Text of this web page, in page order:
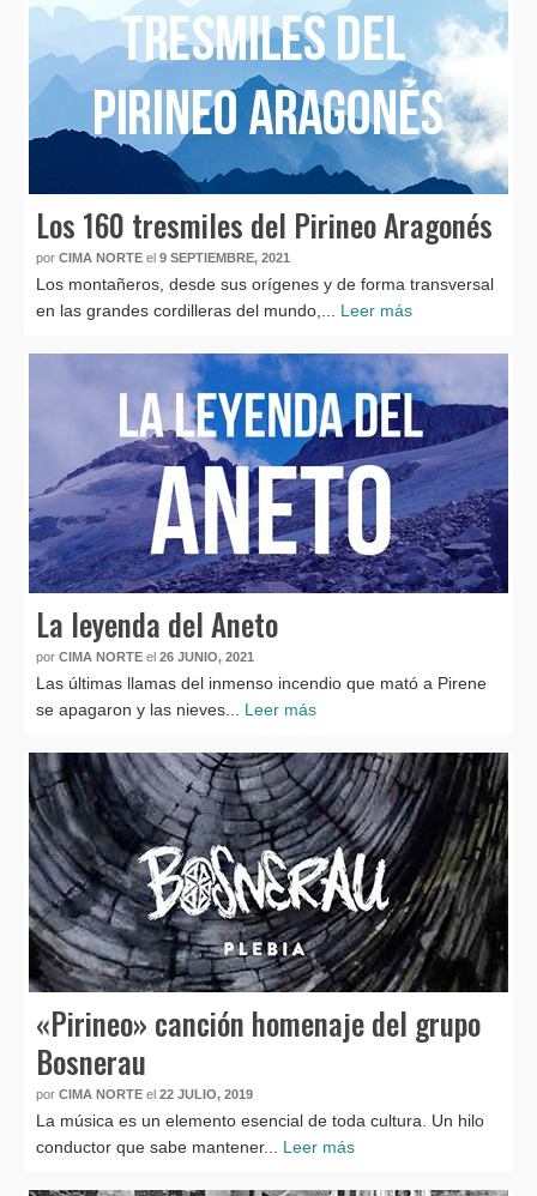
Los 160 tresmiles del Pirineo Aragonés
por CIMA NORTE el 9 SEPTIEMBRE, 2021
Los montañeros, desde sus orígenes y de forma transversal
en las grandes cordilleras del mundo,... Leer más
La leyenda del Aneto
por CIMA NORTE el 26 JUNIO, 2021
Las últimas llamas del inmenso incendio que mató a Pirene
se apagaron y las nieves... Leer más
«Pirineo» canción homenaje del grupo
Bosnerau
por CIMA NORTE el 22 JULIO, 2019
La música es un elemento esencial de toda cultura. Un hilo
conductor que sabe mantener... Leer más